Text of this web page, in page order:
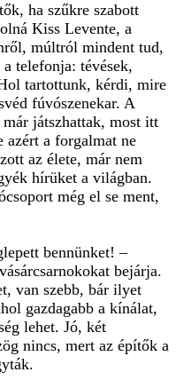
ha szűkre szabott
Kiss Levente, a
múltról mindent tud,
telefonja: tévések,
tartottunk, kérdi, mire
fúvószenekar. A
játszhattak, most itt
azért a forgalmat ne
az élete, már nem
hírüket a világban.
még el se ment,
bennünket! –
bejárja.
van szebb, bár ilyet
gazdagabb a kínálat,
lehet. Jó, két
nincs, mert az építők a